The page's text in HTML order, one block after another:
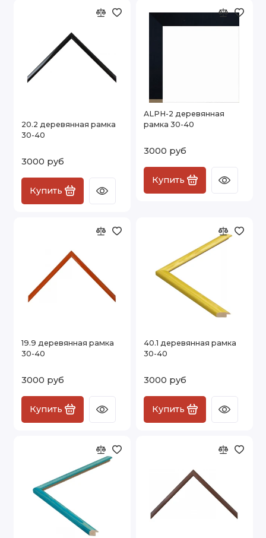
20.2 деревянная рамка
30-40
3000 руб
Купить
ALPH-2 деревянная
рамка 30-40
3000 руб
Купить
19.9 деревянная рамка
30-40
3000 руб
Купить
40.1 деревянная рамка
30-40
3000 руб
Купить